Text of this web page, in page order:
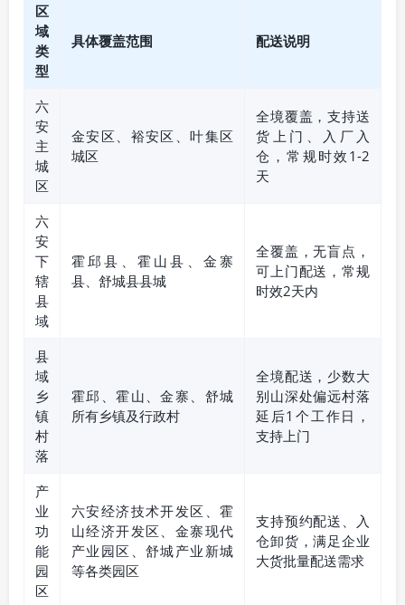
区
域
类
型
具体覆盖范围 配送说明
六
安
主
城
区
金安区、裕安区、叶集区
城区
全境覆盖，支持送
货上门、入厂入
仓，常规时效1-2
天
六
安
下
辖
县
域
霍邱县、霍山县、金寨
县、舒城县县城
全覆盖，无盲点，
可上门配送，常规
时效2天内
县
域
乡
镇
村
落
霍邱、霍山、金寨、舒城
所有乡镇及行政村
全境配送，少数大
别山深处偏远村落
延后1个工作日，
支持上门
产
业
功
能
园
区
六安经济技术开发区、霍
山经济开发区、金寨现代
产业园区、舒城产业新城
等各类园区
支持预约配送、入
仓卸货，满足企业
大货批量配送需求